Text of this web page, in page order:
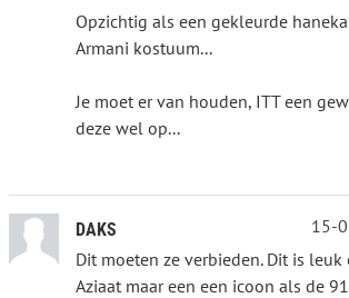
Opzichtig als een gekleurde
Armani kostuum...
Je moet er van houden, ITT een
deze wel op...
DAKS 15-
Dit moeten ze verbieden. Dit is
Aziaat maar een een icoon als de